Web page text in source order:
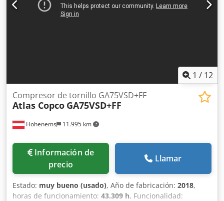
1 / 12
Hohenems 11.995 km
Compresor de tornillo GA75VSD+FF
Atlas Copco GA75VSD+FF
Información de
precio
Llamar
Estado: muy bueno (usado), Año de fabricación: 2018,
horas de funcionamiento: 43.309 h, Funcionalidad: